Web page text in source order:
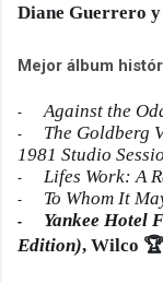
Diane Guerrero
Mejor álbum
- Against the
-
The Goldberg
1981 Studio
- Lifes Work: A
- To Whom It
-
Yankee Hotel
Edition), Wilco 🏆